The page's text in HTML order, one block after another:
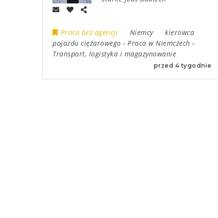
przed 4 tygodnie
Praca bez agencji Niemcy
kierowca
pojazdu ciężarowego - Praca w Niemczech -
Transport, logistyka i magazynowanie